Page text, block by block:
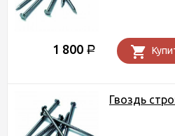
1 800 Р
Гвоздь